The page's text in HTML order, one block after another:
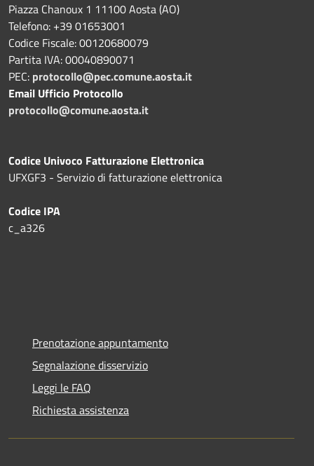
Piazza Chanoux 1 11100 Aosta (AO)
Telefono: +39 01653001
Codice Fiscale: 00120680079
Partita IVA: 00040890071
PEC: protocollo@pec.comune.aosta.it
Email Ufficio Protocollo
protocollo@comune.aosta.it
Codice Univoco Fatturazione Elettronica
UFXGF3 - Servizio di fatturazione elettronica
Codice IPA
c_a326
Prenotazione appuntamento
Segnalazione disservizio
Leggi le FAQ
Richiesta assistenza